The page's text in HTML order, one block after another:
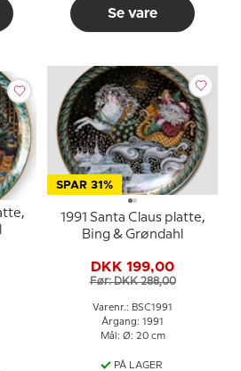
Se vare
SPAR 31%
1991 Santa Claus platte,
Bing & Grøndahl
DKK 199,00
Før: DKK 288,00
Varenr.: BSC1991
Årgang: 1991
Mål: Ø: 20 cm
PÅ LAGER